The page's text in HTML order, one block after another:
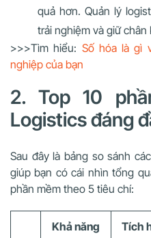
quả hơn. Quản lý
trải nghiệm và giữ chân
>>>Tìm hiểu: Số hóa là gì
nghiệp của bạn
2. Top 10
Logistics đáng
Sau đây là bảng so sánh
giúp bạn có cái nhìn tổng
phần mềm theo 5 tiêu chí:
Khả năng
Tích